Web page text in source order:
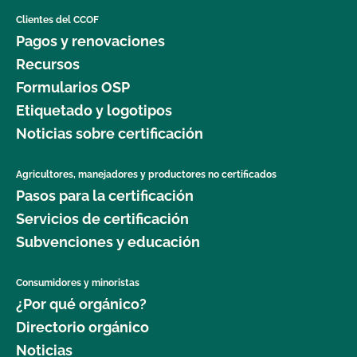
necesario que el producto esté certificado?
Compramos un producto orgánico a un pequeño
productor local que está exento (menos de $5.000
ventas) de la certificación. Cómo podemos
etiquetar el producto en nuestras estanterías?
¿Qué logotipos y declaraciones puedo poner en
mi producto certificado por OCal?
orgánico certificado?
¿Qué ingredientes no orgánicos puedo utilizar en
mi producto etiquetado como "Elaborado con
productos orgánicos (ingredientes específicos)"?
Clientes del CCOF
Pagos y renovaciones
Recursos
Formularios OSP
Etiquetado y logotipos
Noticias sobre certificación
Agricultores, manejadores y productores no certificados
Pasos para la certificación
Servicios de certificación
Subvenciones y educación
Consumidores y minoristas
¿Por qué orgánico?
Directorio orgánico
Noticias